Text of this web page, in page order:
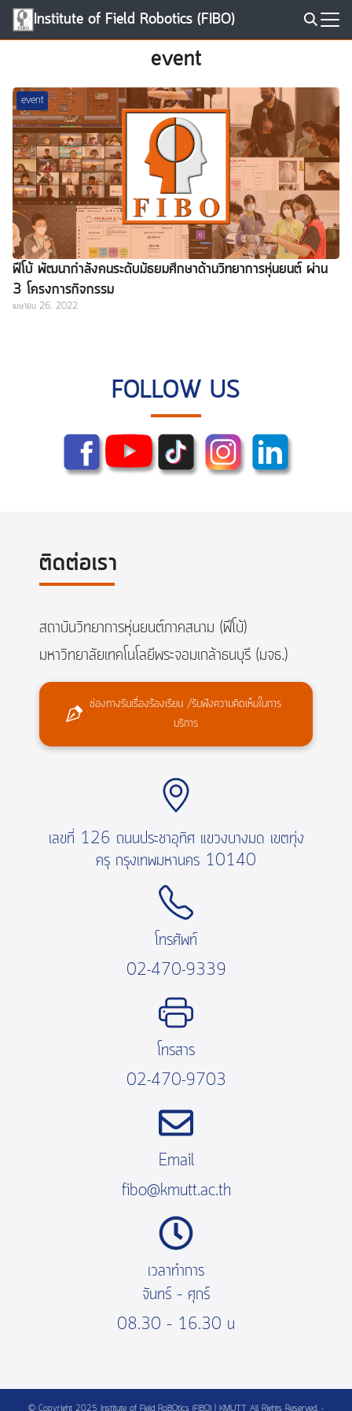
Skip
Institute of Field Robotics (FIBO)
event
event
ฟีโบ้ พัฒนากำลังคนระดับมัธยมศึกษาด้านวิทยาการหุ่นยนต์ ผ่าน
3 โครงการกิจกรรม
เมษายน 26, 2022
FOLLOW US
ติดต่อเรา
สถาบันวิทยาการหุ่นยนต์ภาคสนาม (ฟีโบ้)
มหาวิทยาลัยเทคโนโลยีพระจอมเกล้าธนบุรี (มจธ.)
ช่องทางรับเรื่องร้องเรียน /รับฟังความคิดเห็นในการ
บริการ
เลขที่ 126 ถนนประชาอุทิศ แขวงบางมด เขตทุ่ง
ครุ กรุงเทพมหานคร 10140
โทรศัพท์
02-470-9339
โทรสาร
02-470-9703
Email
fibo@kmutt.ac.th
เวลาทำการ
จันทร์ – ศุกร์
08.30 – 16.30 น